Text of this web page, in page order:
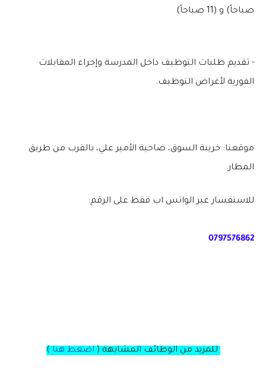
صباحاً) و (11 صباحاً)
- تقديم طلبات التوظيف داخل المدرسة وإجراء المقابلات
الفورية لأغراض التوظيف.
موقعنا: خريبة السوق، ضاحية الأمير علي، بالقرب من طريق
المطار.
للاستفسار عبر الواتس اب فقط على الرقم:
0797576862
للمزيد من الوظائف المشابهة ( اضغط هنا )